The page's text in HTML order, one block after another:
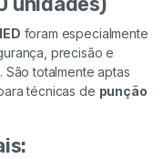
foram especialmente
precisão e
totalmente aptas
técnicas de punção